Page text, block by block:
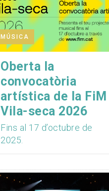
MÚSICA
Oberta la
convocatòria
artística de la FiM
Vila-seca 2026
Fins al 17 d’octubre de
2025.